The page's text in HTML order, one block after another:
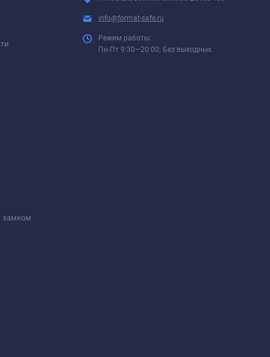
замком
info@format-safe.ru
Режим работы:
Пн-Пт 9:30—20:00; Без выходных.